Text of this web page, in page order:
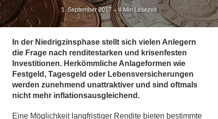
1. September 2017 4 Min Lesezeit
In der Niedrigzinsphase stellt sich vielen Anlegern
die Frage nach renditestarken und krisenfesten
Investitionen. Herkömmliche Anlageformen wie
Festgeld, Tagesgeld oder Lebensversicherungen
werden zunehmend unattraktiver und sind oftmals
nicht mehr inflationsausgleichend.
Eine Möglichkeit langfristiger Rendite bieten bestimmte